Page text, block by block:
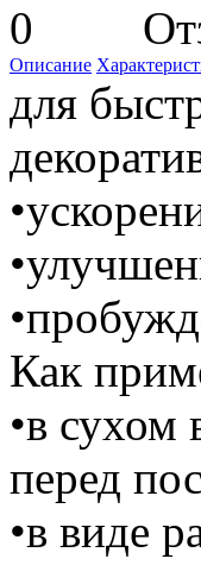
Описание
для
Как
•в сухом
перед
•в виде